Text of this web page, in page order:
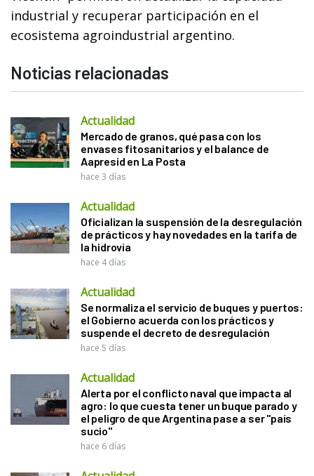
industrial y recuperar participación en el
ecosistema agroindustrial argentino.
Noticias relacionadas
Actualidad
Mercado de granos, qué pasa con los
envases fitosanitarios y el balance de
Aapresid en La Posta
hace 3 días
Actualidad
Oficializan la suspensión de la desregulación
de prácticos y hay novedades en la tarifa de
la hidrovía
hace 4 días
Actualidad
Se normaliza el servicio de buques y puertos:
el Gobierno acuerda con los prácticos y
suspende el decreto de desregulación
hace 5 días
Actualidad
Alerta por el conflicto naval que impacta al
agro: lo que cuesta tener un buque parado y
el peligro de que Argentina pase a ser "país
sucio"
hace 6 días